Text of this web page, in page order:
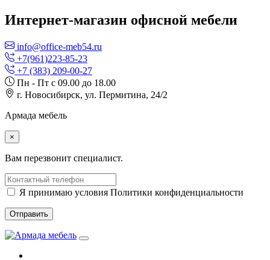
Интернет-магазин офисной мебели
info@office-meb54.ru
+7(961)223-85-23
+7 (383) 209-00-27
Пн - Пт с 09.00 до 18.00
г. Новосибирск, ул. Пермитина, 24/2
Армада мебель
×
Вам перезвонит специалист.
Я принимаю условия Политики конфиденциальности
Отправить